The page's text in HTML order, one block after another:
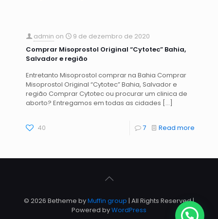
admin on
9 de dezembro de 2020
Comprar Misoprostol Original “Cytotec” Bahia,
Salvador e região
Entretanto Misoprostol comprar na Bahia Comprar
Misoprostol Original “Cytotec” Bahia, Salvador e
região Comprar Cytotec ou procurar um clinica de
aborto? Entregamos em todas as cidades […]
40 7 Read more
© 2026 Betheme byMuffin group | All Rights Reserved |
Powered byWordPress